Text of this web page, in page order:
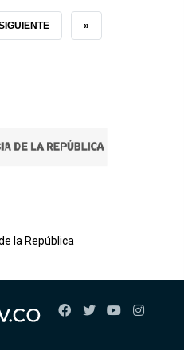
ÚLTIMA
»
la República